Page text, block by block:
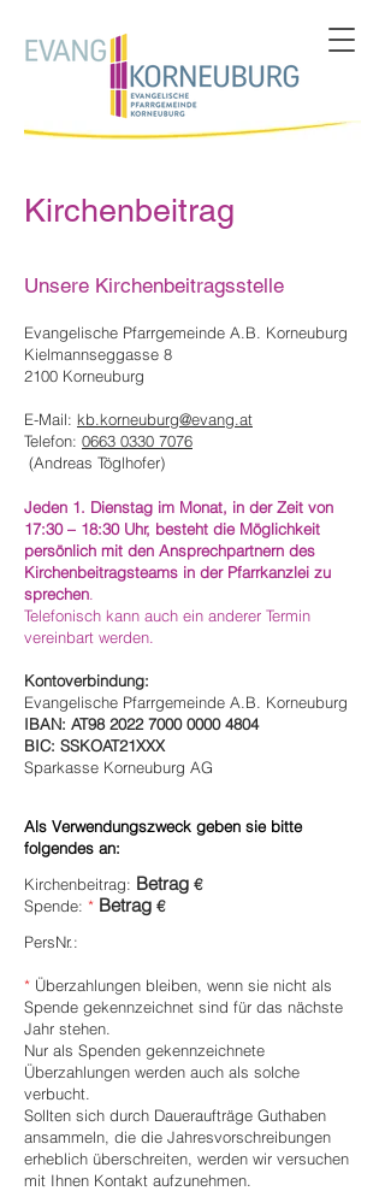
Kirchenbeitrag
Unsere Kirchenbeitragsstelle
Evangelische Pfarrgemeinde A.B. Korneuburg
Kielmannseggasse 8
2100 Korneuburg
E-Mail: kb.korneuburg@evang.at
Telefon: 0663 0330 7076
(Andreas Töglhofer)
Jeden 1. Dienstag im Monat, in der Zeit von
17:30 – 18:30 Uhr, besteht die Möglichkeit
persönlich mit den Ansprechpartnern des
Kirchenbeitragsteams in der Pfarrkanzlei zu
sprechen
Telefonisch kann auch ein anderer Termin
vereinbart werden.
Kontoverbindung:
Evangelische Pfarrgemeinde A.B. Korneuburg
IBAN: AT982022 7000 0000 4804
BIC: SSKOAT21XXX
Sparkasse Korneuburg AG
Als Verwendungszweck geben sie bitte
folgendes an:
Kirchenbeitrag: Betrag €
Spende: * Betrag €
PersNr.:
* Überzahlungen bleiben, wenn sie nicht als
Spende gekennzeichnet sind für das nächste
Jahr stehen.
Nur als Spenden gekennzeichnete
Überzahlungen werden auch als solche
verbucht.
Sollten sich durch Daueraufträge Guthaben
ansammeln, die die Jahresvorschreibungen
erheblich überschreiten, werden wir versuchen
mit Ihnen Kontakt aufzunehmen.